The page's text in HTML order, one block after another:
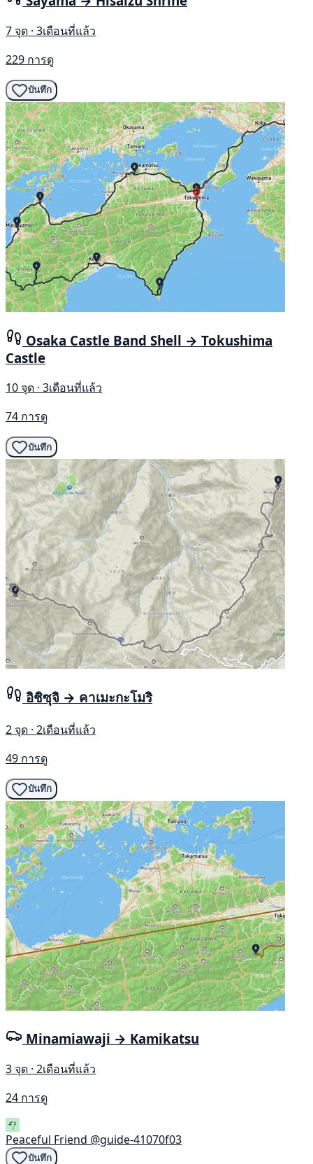
7 จุด · 3เดือนที่แล้ว
229 การดู
บันทึก
Osaka Castle Band Shell → Tokushima
Castle
10 จุด · 3เดือนที่แล้ว
74 การดู
บันทึก
อิชิซุจิ → คาเมะกะโมริ
2 จุด · 2เดือนที่แล้ว
49 การดู
บันทึก
Minamiawaji → Kamikatsu
3 จุด · 2เดือนที่แล้ว
24 การดู
Peaceful Friend @guide-41070f03
บันทึก